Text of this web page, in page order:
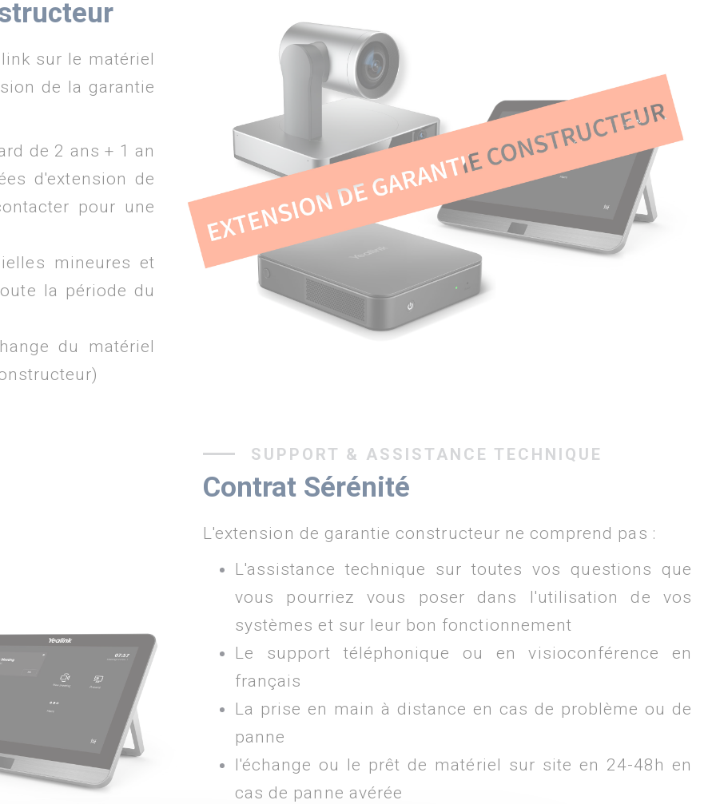
sur le matériel
de la garantie
de 2 ans + 1 an
d'extension de
pour une
mineures et
la période du
du matériel
SUPPORT & ASSISTANCE TECHNIQUE
Contrat Sérénité
L'extension de garantie constructeur ne comprend pas :
L'assistance technique sur toutes vos questions que
vous pourriez vous poser dans l'utilisation de vos
systèmes et sur leur bon fonctionnement
Le support téléphonique ou en visioconférence en
français
La prise en main à distance en cas de problème ou de
panne
l'échange ou le prêt de matériel sur site en 24-48h en
cas de panne avérée